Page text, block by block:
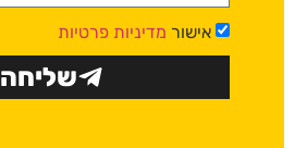
אישור מדיניות פרטיות
שליחה